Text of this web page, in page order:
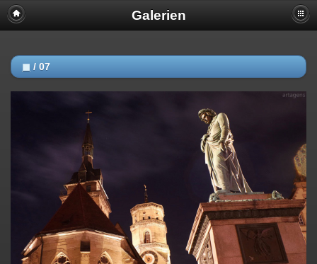
Galerien
◼ / 07